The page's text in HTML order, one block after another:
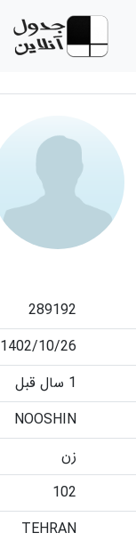
289192
1402/10/26
1 سال قبل
NOOSHIN
زن
102
TEHRAN